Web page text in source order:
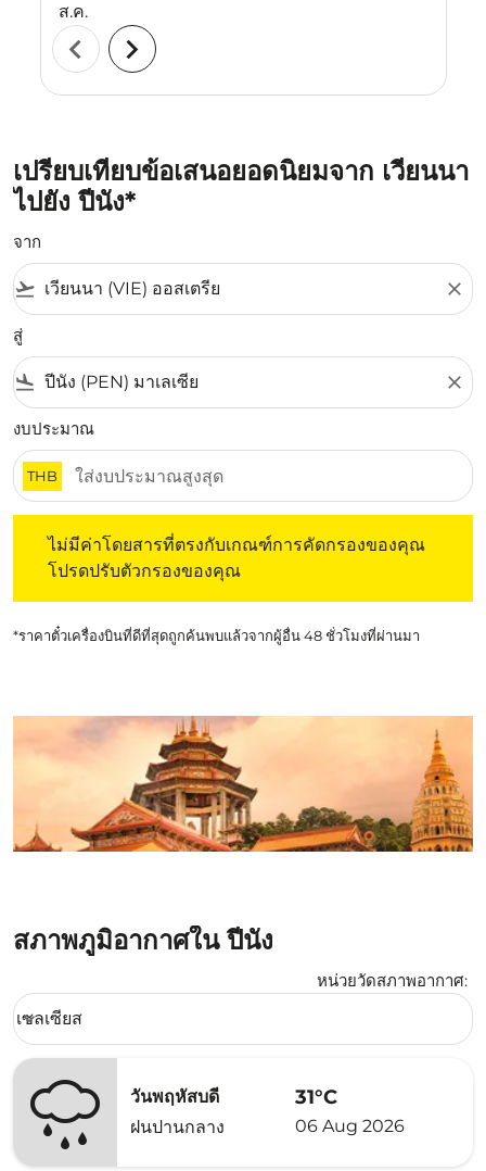
ส.ค.
chevron_left chevron_right
เปรียบเทียบข้อเสนอยอดนิยมจาก เวียนนา
ไปยัง ปีนัง*
จาก
flight_takeoff close
สู่
flight_land close
งบประมาณ
THB
ไม่มีค่าโดยสารที่ตรงกับเกณฑ์การคัดกรองของคุณ
โปรดปรับตัวกรองของคุณ
*ราคาตั๋วเครื่องบินที่ดีที่สุดถูกค้นพบแล้วจากผู้อื่น 48 ชั่วโมงที่ผ่านมา
สภาพภูมิอากาศใน ปีนัง
หน่วยวัดสภาพอากาศ:
Weather unit option เซลเซียส Selected
เซลเซียส
keyboard_arrow_down
วันพฤหัสบดี
ฝนปานกลาง
31°C
06 Aug 2026